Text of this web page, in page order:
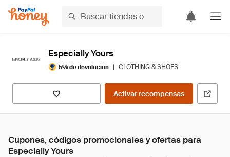
Especially Yours
5% de devolución | CLOTHING & SHOES
Activar recompensas
Cupones, códigos promocionales y ofertas para
Especially Yours